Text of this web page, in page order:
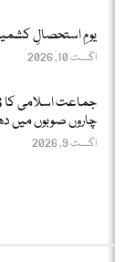
یومِ استحصالِ
اگست 10, 2026
چاروں صوبوں میں
اگست 9, 2026